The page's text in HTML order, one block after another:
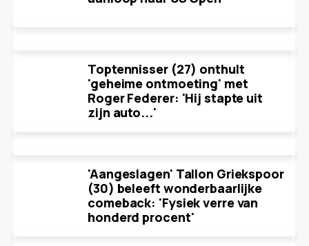
Toptennisser (27) onthult
'geheime ontmoeting' met
Roger Federer: 'Hij stapte uit
zijn auto...'
'Aangeslagen' Tallon Griekspoor
(30) beleeft wonderbaarlijke
comeback: 'Fysiek verre van
honderd procent'